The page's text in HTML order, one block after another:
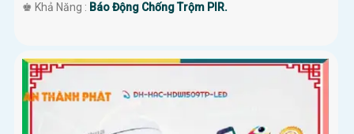
️♚ Khả Năng : Báo Động Chống Trộm PIR.